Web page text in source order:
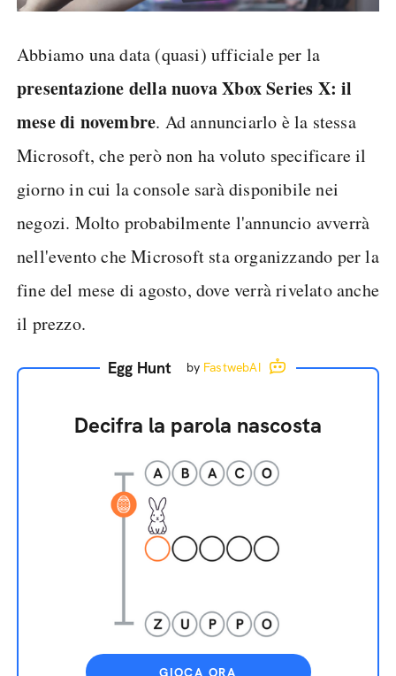
Abbiamo una data (quasi) ufficiale per la
presentazione della nuova Xbox Series X: il
mese di novembre. Ad annunciarlo è la stessa
Microsoft, che però non ha voluto specificare il
giorno in cui la console sarà disponibile nei
negozi. Molto probabilmente l'annuncio avverrà
nell'evento che Microsoft sta organizzando per la
fine del mese di agosto, dove verrà rivelato anche
il prezzo.
Egg Hunt by FastwebAI
Decifra la parola nascosta
GIOCA ORA